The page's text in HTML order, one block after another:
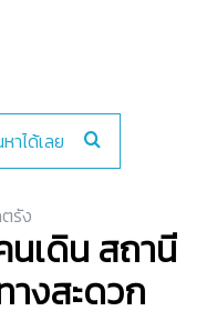
รัง
เดิน สถานี
งสะดวก